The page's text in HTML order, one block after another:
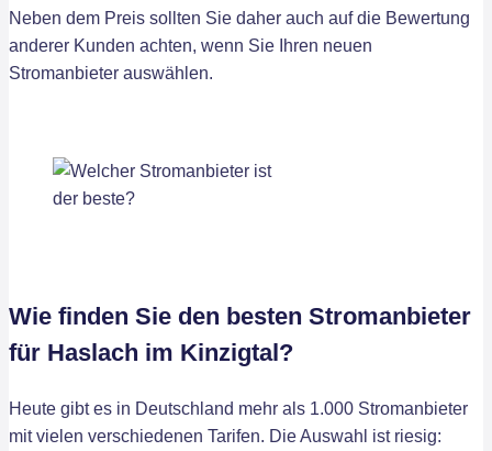
Neben dem Preis sollten Sie daher auch auf die Bewertung
anderer Kunden achten, wenn Sie Ihren neuen
Stromanbieter auswählen.
Wie finden Sie den besten Stromanbieter
für Haslach im Kinzigtal?
Heute gibt es in Deutschland mehr als 1.000 Stromanbieter
mit vielen verschiedenen Tarifen. Die Auswahl ist riesig: